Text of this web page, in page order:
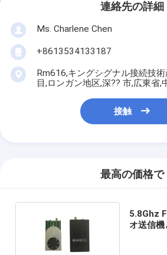
連絡先の詳細
Ms. Charlene Chen
+8613534133187
Rm616,キングシグナル接続技
目,ロンガン地区,深?? 市,広東省,
接触
最高の価格で
5.8Ghz
オ送信機